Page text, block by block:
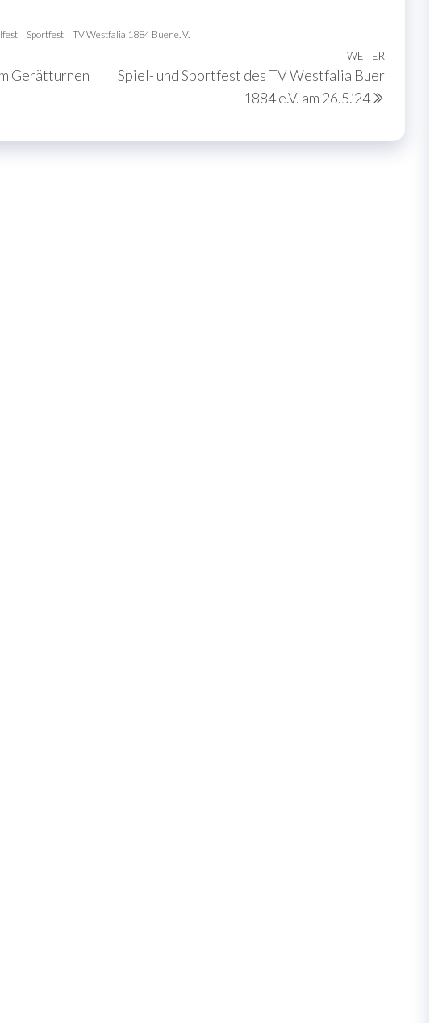
Sportfest TV Westfalia 1884 Buer e. V.
Gerätturnen
Nächster
WEITER
Spiel- und Sportfest des TV Westfalia Buer
1884 e.V. am 26.5.’24